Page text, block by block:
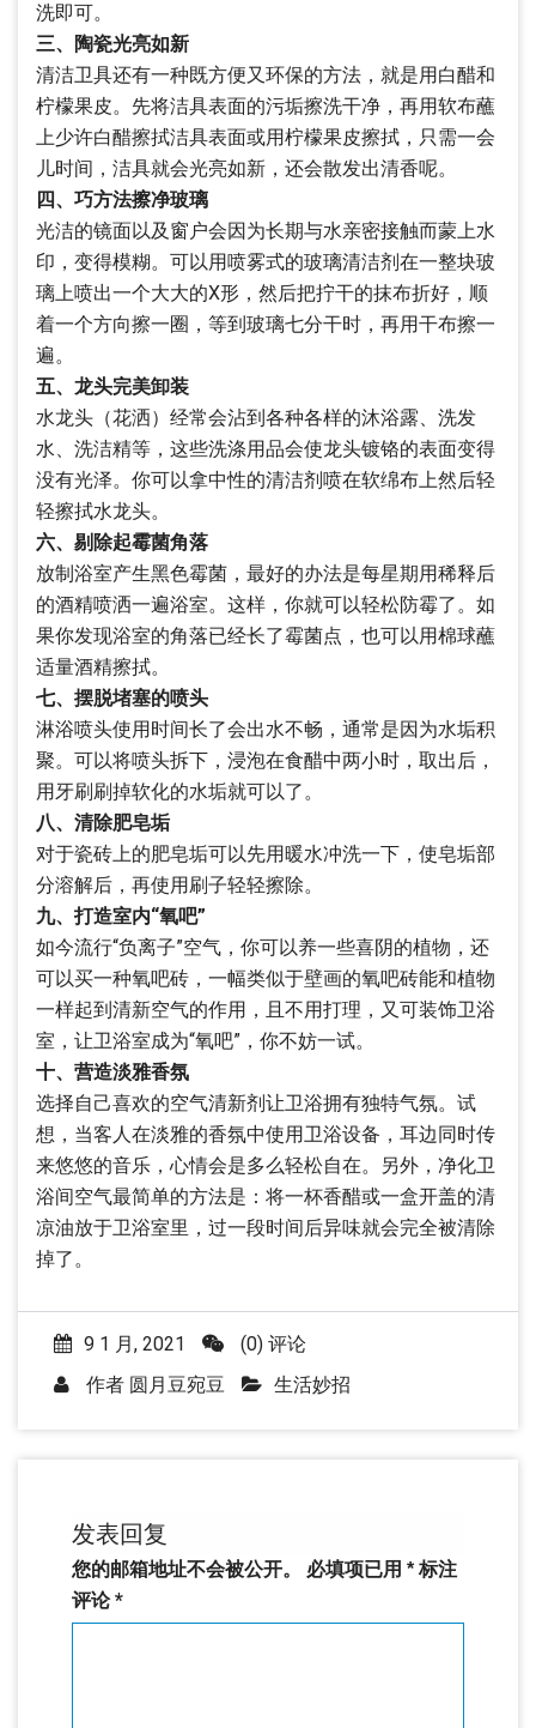
洗即可。
三、陶瓷光亮如新
清洁卫具还有一种既方便又环保的方法，就是用白醋和
柠檬果皮。先将洁具表面的污垢擦洗干净，再用软布蘸
上少许白醋擦拭洁具表面或用柠檬果皮擦拭，只需一会
儿时间，洁具就会光亮如新，还会散发出清香呢。
四、巧方法擦净玻璃
光洁的镜面以及窗户会因为长期与水亲密接触而蒙上水
印，变得模糊。可以用喷雾式的玻璃清洁剂在一整块玻
璃上喷出一个大大的X形，然后把拧干的抹布折好，顺
着一个方向擦一圈，等到玻璃七分干时，再用干布擦一
遍。
五、龙头完美卸装
水龙头（花洒）经常会沾到各种各样的沐浴露、洗发
水、洗洁精等，这些洗涤用品会使龙头镀铬的表面变得
没有光泽。你可以拿中性的清洁剂喷在软绵布上然后轻
轻擦拭水龙头。
六、剔除起霉菌角落
放制浴室产生黑色霉菌，最好的办法是每星期用稀释后
的酒精喷洒一遍浴室。这样，你就可以轻松防霉了。如
果你发现浴室的角落已经长了霉菌点，也可以用棉球蘸
适量酒精擦拭。
七、摆脱堵塞的喷头
淋浴喷头使用时间长了会出水不畅，通常是因为水垢积
聚。可以将喷头拆下，浸泡在食醋中两小时，取出后，
用牙刷刷掉软化的水垢就可以了。
八、清除肥皂垢
对于瓷砖上的肥皂垢可以先用暖水冲洗一下，使皂垢部
分溶解后，再使用刷子轻轻擦除。
九、打造室内“氧吧”
如今流行“负离子”空气，你可以养一些喜阴的植物，还
可以买一种氧吧砖，一幅类似于壁画的氧吧砖能和植物
一样起到清新空气的作用，且不用打理，又可装饰卫浴
室，让卫浴室成为“氧吧”，你不妨一试。
十、营造淡雅香氛
选择自己喜欢的空气清新剂让卫浴拥有独特气氛。试
想，当客人在淡雅的香氛中使用卫浴设备，耳边同时传
来悠悠的音乐，心情会是多么轻松自在。另外，净化卫
浴间空气最简单的方法是：将一杯香醋或一盒开盖的清
凉油放于卫浴室里，过一段时间后异味就会完全被清除
掉了。
9 1 月, 2021
(0) 评论
作者 圆月豆宛豆 生活妙招
发表回复
您的邮箱地址不会被公开。 必填项已用 * 标注
评论*